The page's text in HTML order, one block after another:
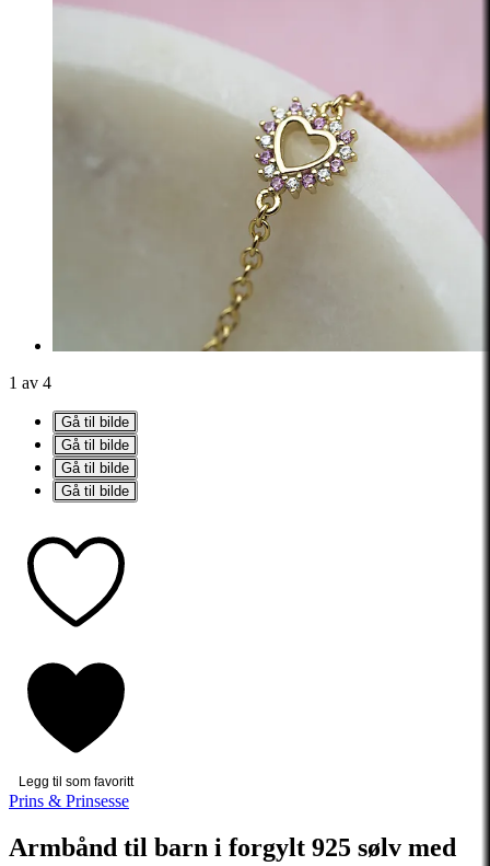
1 av 4
Gå til bilde
Gå til bilde
Gå til bilde
Gå til bilde
Legg til som favoritt
Prins & Prinsesse
Armbånd til barn i forgylt 925 sølv med